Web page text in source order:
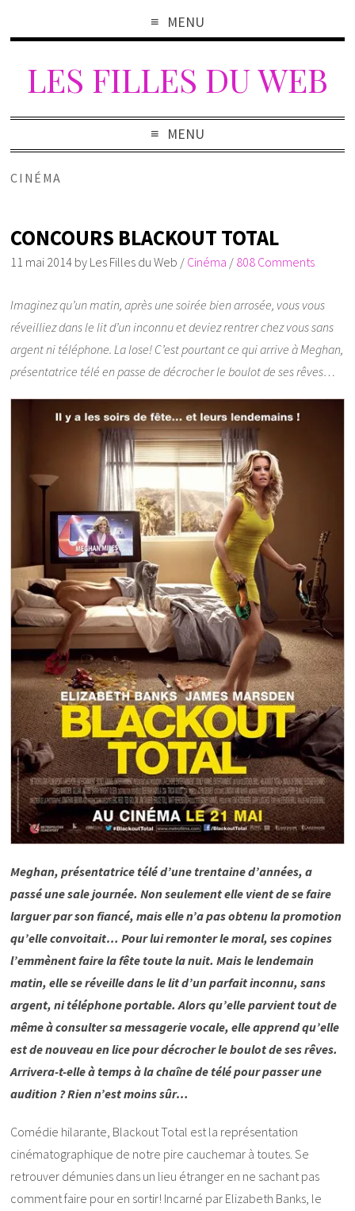
MENU
LES FILLES DU WEB
MENU
CINÉMA
CONCOURS BLACKOUT TOTAL
11 mai 2014 by Les Filles du Web / Cinéma / 808 Comments
Imaginez qu’un matin, après une soirée bien arrosée, vous vous
réveilliez dans le lit d’un inconnu et deviez rentrer chez vous sans
argent ni téléphone. La lose! C’est pourtant ce qui arrive à Meghan,
présentatrice télé en passe de décrocher le boulot de ses rêves…
Meghan, présentatrice télé d’une trentaine d’années, a
passé une sale journée. Non seulement elle vient de se faire
larguer par son fiancé, mais elle n’a pas obtenu la promotion
qu’elle convoitait… Pour lui remonter le moral, ses copines
l’emmènent faire la fête toute la nuit. Mais le lendemain
matin, elle se réveille dans le lit d’un parfait inconnu, sans
argent, ni téléphone portable. Alors qu’elle parvient tout de
même à consulter sa messagerie vocale, elle apprend qu’elle
est de nouveau en lice pour décrocher le boulot de ses rêves.
Arrivera-t-elle à temps à la chaîne de télé pour passer une
audition ? Rien n’est moins sûr…
Comédie hilarante, Blackout Total est la représentation
cinématographique de notre pire cauchemar à toutes. Se
retrouver démunies dans un lieu étranger en ne sachant pas
comment faire pour en sortir! Incarné par Elizabeth Banks, le